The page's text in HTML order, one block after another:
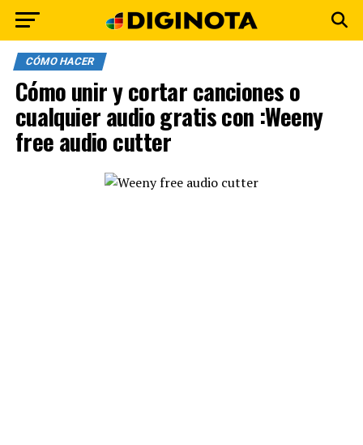
CÓMO HACER
Cómo unir y cortar canciones o
cualquier audio gratis con :Weeny
free audio cutter